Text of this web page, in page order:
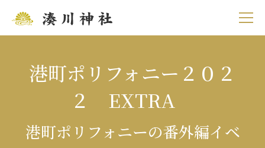
港町ポリフォニー２０２
２ EXTRA
港町ポリフォニーの番外編イベ